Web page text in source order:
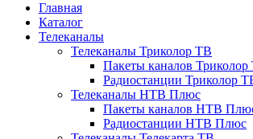
Главная
Каталог
Телеканалы
Телеканалы Триколор ТВ
Пакеты каналов
Радиостанции Триколор
Телеканалы НТВ Плюс
Пакеты каналов НТВ
Радиостанции НТВ Плюс